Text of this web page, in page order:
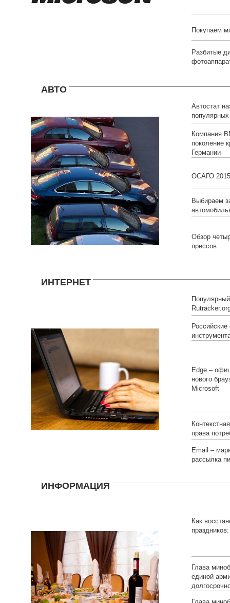
Покупаем
Разбитые
АВТО
Автостат
белорусов
Компания
поколение
Германии
ОСАГО 2015
Выбираем
Обзор
прессов
ИНТЕРНЕТ
Популярный
Edge –
нового
Microsoft
права
Email –
рассылка
ИНФОРМАЦИЯ
Как
Глава
единой